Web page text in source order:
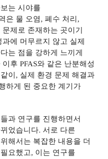
는 시야를
은 물 오염,폐수 처리 ,
제로 존재하는 곳이기
에 머무르지 않고 실제
는 점을 강하게 느끼게
이후 PFAS와 같은 난분해성
이 , 실제 환경 문제 해결과
하게 된 중요한 계기가
과 연구를 진행하면서
었습니다.서로 다른
해서는 복잡한 내용을 더
요했고, 이는 연구를